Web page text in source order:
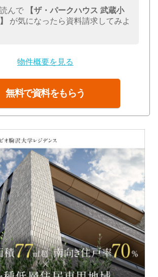
んで
【ザ・パークハウス 武蔵小
が気になったら資料請求してみよ
物件概要を見る
無料で資料をもらう